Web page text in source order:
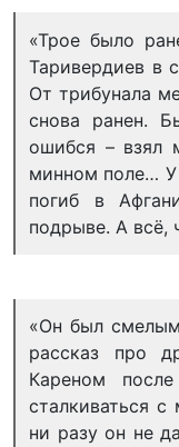
«Трое было
Таривердиев в
От трибунала
снова ранен.
ошибся – взял
минном поле… У
погиб в
подрыве. А всё,
«Он был
рассказ про
Кареном
сталкиваться
ни разу он не